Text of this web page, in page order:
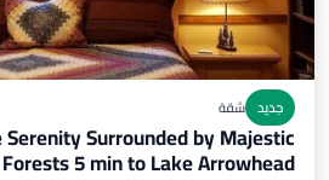
جديد شقة
Surrounded by Majestic
Forests 5 min to Lake Arrowhead